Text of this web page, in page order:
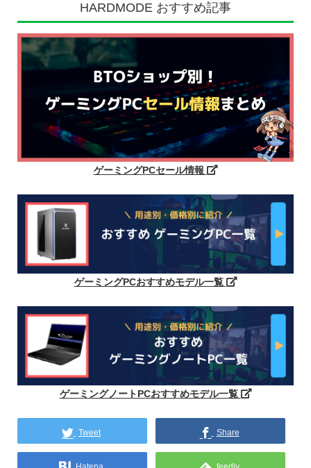
HARDMODE おすすめ記事
ゲーミングPCセール情報
ゲーミングPCおすすめモデル一覧
ゲーミングノートPCおすすめモデル一覧
Tweet Share